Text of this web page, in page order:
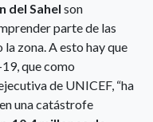
del Sahel son
parte de las
zona. A esto hay que
que como
de UNICEF, “ha
una catástrofe